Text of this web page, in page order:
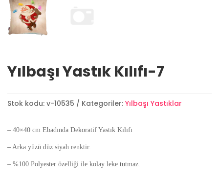
Yılbaşı Yastık Kılıfı-7
Stok kodu: v-10535 Kategoriler: Yılbaşı Yastıklar
– 40×40 cm Ebadında Dekoratif Yastık Kılıfı
– Arka yüzü düz siyah renktir.
– %100 Polyester özelliği ile kolay leke tutmaz.